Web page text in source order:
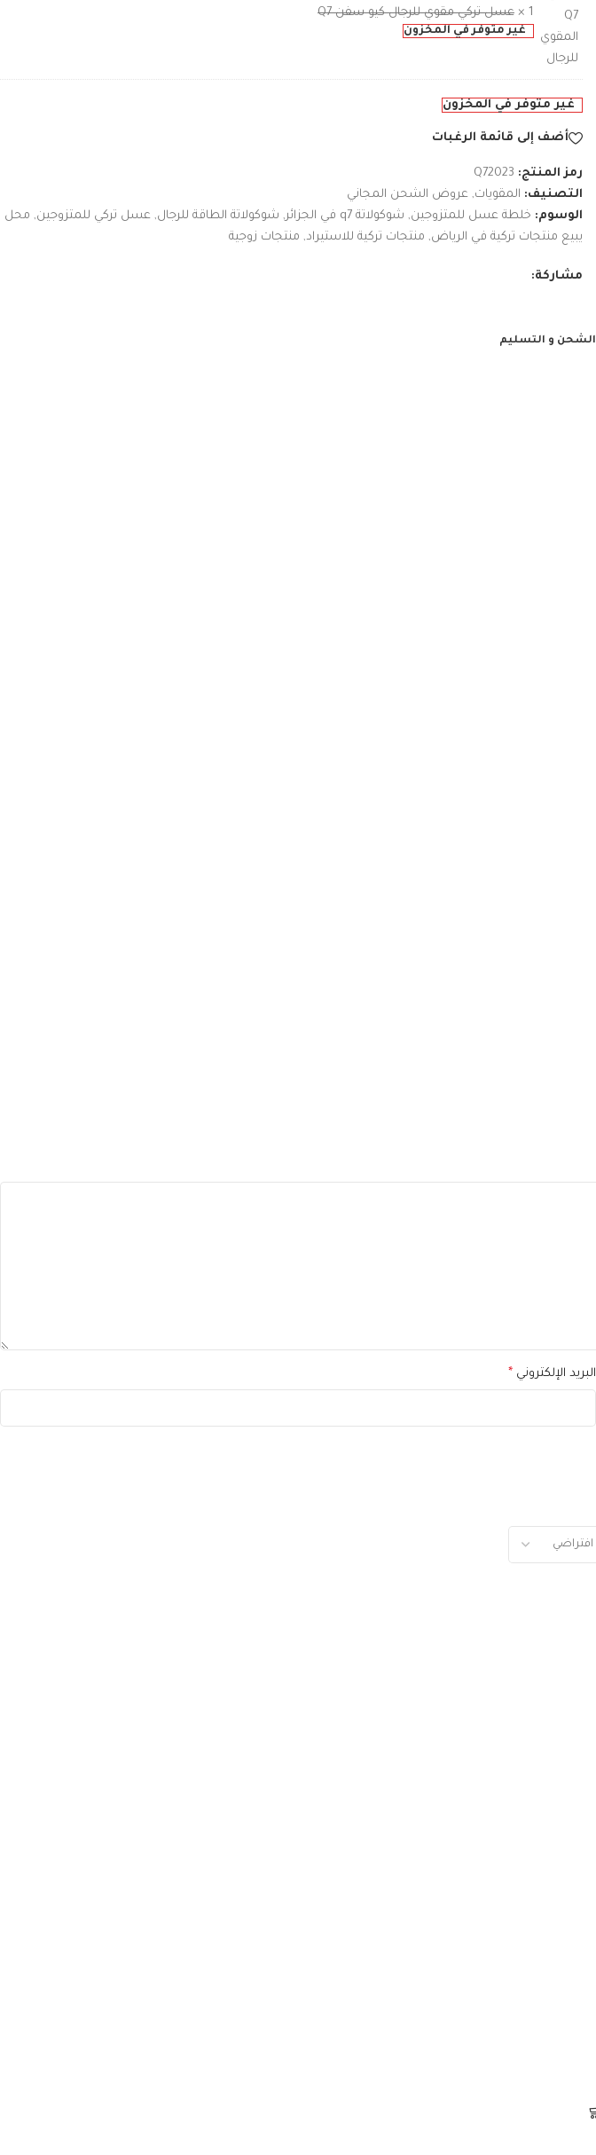
1 × عسل تركي مقوي للرجال كيو سفن Q7
غير متوفر في المخزون
غير متوفر في المخزون
أضف إلى قائمة الرغبات
رمز المنتج: Q72023
التصنيف: المقويات, عروض الشحن المجاني
الوسوم: خلطة عسل للمتزوجين, شوكولاتة q7 في الجزائر , شوكولاتة الطاقة للرجال, عسل تركي للمتزوجين, محل
يبيع منتجات تركية في الرياض, منتجات تركية للاستيراد, منتجات زوجية
مشاركة:
الشحن و التسليم
البريد الإلكتروني *